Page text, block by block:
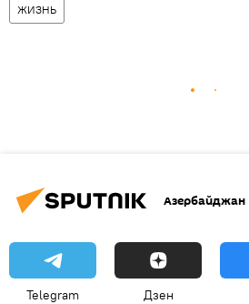
ЖИЗНЬ
Азербайджан
Telegram Дзен